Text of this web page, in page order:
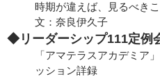
時期が違えば、見るべき
文：奈良伊久子
◆リーダーシップ111定例
「アマテラスアカデミア
ッション詳録